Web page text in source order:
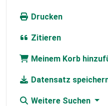
Drucken
Zitieren
Meinem Korb
Datensatz
Weitere Suchen